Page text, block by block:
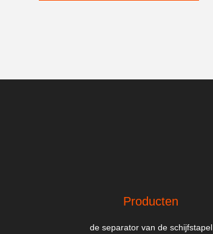
Producten
de separator van de schijfstapel